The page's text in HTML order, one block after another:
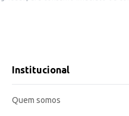
Institucional
Quem somos